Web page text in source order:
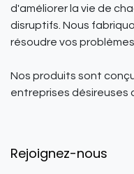
d'améliorer la vie de
disruptifs. Nous
résoudre vos
Nos produits sont
entreprises désireuses
Rejoignez-nous